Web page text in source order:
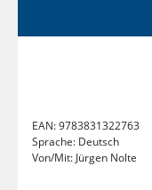
EAN:9783831322763
Sprache: Deutsch
Von/Mit: Jürgen Nolte